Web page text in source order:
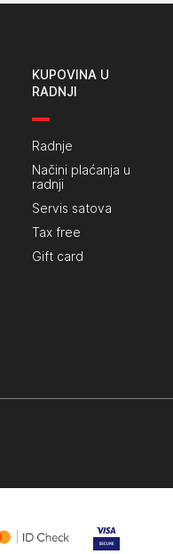
KUPOVINA U
RADNJI
Radnje
Načini plaćanja u
radnji
Servis satova
Tax free
Gift card